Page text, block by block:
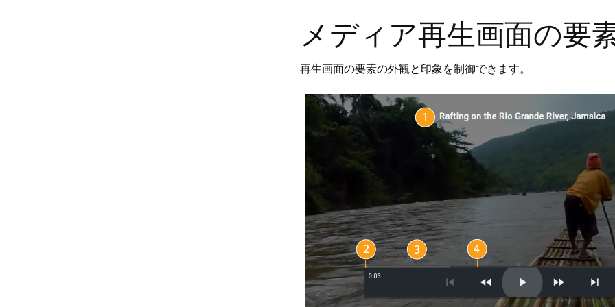
メディア再生画面の要
再生画面の要素の外観と印象を制御できます。